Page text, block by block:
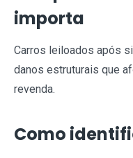
importa
Carros leiloados após
danos estruturais que
revenda.
Como